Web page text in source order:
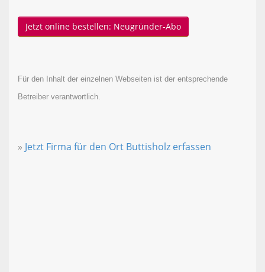
Jetzt online bestellen: Neugründer-Abo
Für den Inhalt der einzelnen Webseiten ist der entsprechende
Betreiber verantwortlich.
» Jetzt Firma für den Ort Buttisholz erfassen